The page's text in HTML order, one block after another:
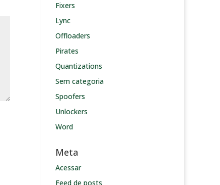
Fixers
Lync
Offloaders
Pirates
Quantizations
Sem categoria
Spoofers
Unlockers
Word
Meta
Acessar
Feed de posts